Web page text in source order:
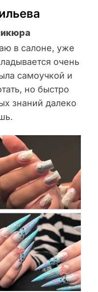
в салоне, уже
очень
самоучкой и
но быстро
знаний далеко